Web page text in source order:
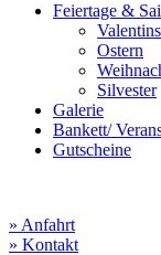
Feiertage &
Ostern
Silvester
Galerie
Bankett/
Gutscheine
» Anfahrt
» Kontakt